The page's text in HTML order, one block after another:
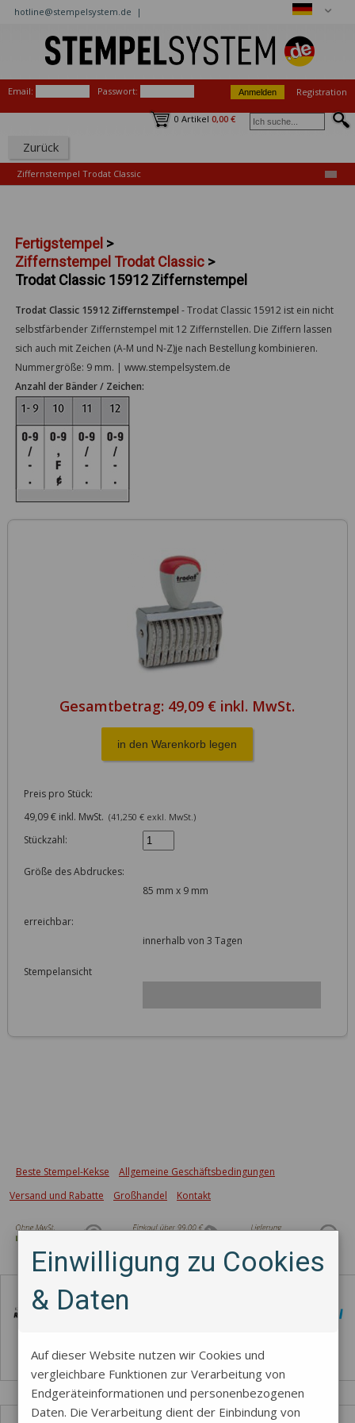
hotline@stempelsystem.de |
Email: Passwort: Registration
0 Artikel 0,00 €
Zurück
Ziffernstempel Trodat Classic
Fertigstempel >
Ziffernstempel Trodat Classic >
Trodat Classic 15912 Ziffernstempel
Trodat Classic 15912 Ziffernstempel -Trodat Classic 15912 ist ein nicht
selbstfärbender Ziffernstempel mit 12 Ziffernstellen. Die Ziffern lassen
sich auch mit Zeichen (A-M und N-Z)je nach Bestellung kombinieren.
Nummergröße: 9 mm. | www.stempelsystem.de
Anzahl der Bänder / Zeichen:
Gesamtbetrag: 49,09 € inkl. MwSt.
Preis pro Stück:
49,09 € inkl. MwSt. (41,250 € exkl. MwSt.)
Stückzahl:
Größe des Abdruckes:
85 mm x 9 mm
erreichbar:
innerhalb von 3 Tagen
Stempelansicht
Beste Stempel-Kekse
Allgemeine Geschäftsbedingungen
Versand und Rabatte
Großhandel Kontakt
Einwilligung zu Cookies
& Daten
Auf dieser Website nutzen wir Cookies und
vergleichbare Funktionen zur Verarbeitung von
Endgeräteinformationen und personenbezogenen
Daten. Die Verarbeitung dient der Einbindung von